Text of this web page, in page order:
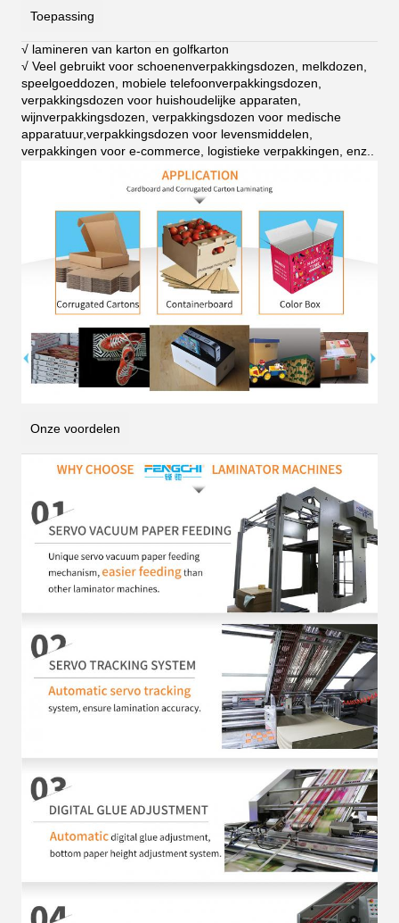
Toepassing
√ lamineren van karton en golfkarton
√ Veel gebruikt voor schoenenverpakkingsdozen, melkdozen,
speelgoeddozen, mobiele telefoonverpakkingsdozen,
verpakkingsdozen voor huishoudelijke apparaten,
wijnverpakkingsdozen, verpakkingsdozen voor medische
apparatuur,verpakkingsdozen voor levensmiddelen,
verpakkingen voor e-commerce, logistieke verpakkingen, enz.
Onze voordelen